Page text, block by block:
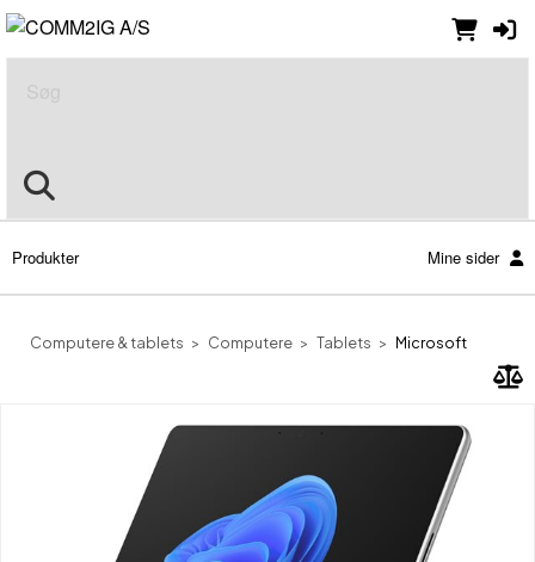
Produkter Mine sider
Computere & tablets Computere Tablets Microsoft